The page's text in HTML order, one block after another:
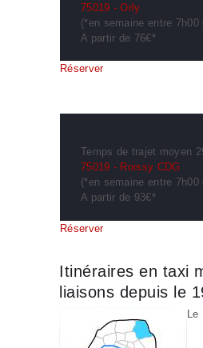
75019 - Orly
(*en semaine entre 7h00
A partir de 76€*
Réserver
Temps de trajet moyen
75019 - Roissy CDG
(*en semaine entre 7h00
A partir de 93€*
Réserver
Itinéraires en taxi
liaisons depuis le